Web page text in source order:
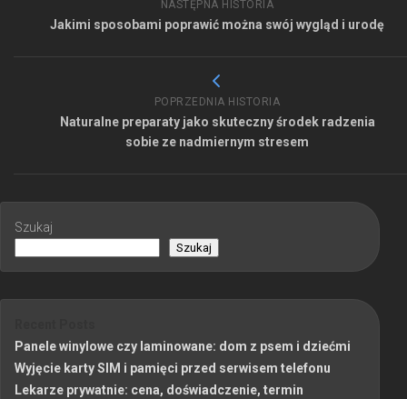
NASTĘPNA HISTORIA
Jakimi sposobami poprawić można swój wygląd i urodę
POPRZEDNIA HISTORIA
Naturalne preparaty jako skuteczny środek radzenia
sobie ze nadmiernym stresem
Szukaj
Szukaj
Panele winylowe czy laminowane: dom z psem i dziećmi
Wyjęcie karty SIM i pamięci przed serwisem telefonu
Lekarze prywatnie: cena, doświadczenie, termin